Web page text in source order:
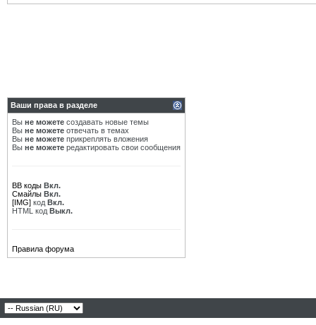
Ваши права в разделе
Вы не можете создавать новые темы
Вы не можете отвечать в темах
Вы не можете прикреплять вложения
Вы не можете редактировать свои сообщения
BB коды Вкл.
Смайлы Вкл.
[IMG] код Вкл.
HTML код Выкл.
Правила форума